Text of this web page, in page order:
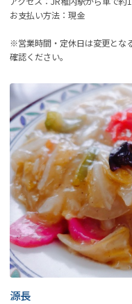
お支払い方法：現金
※営業時間・定休日は変更とな
確認ください。
源長